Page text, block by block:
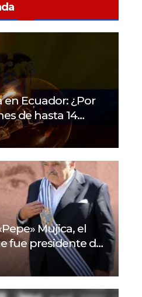
en Ecuador: ¿Por
de hasta 14
Mujica, el
fue presidente de